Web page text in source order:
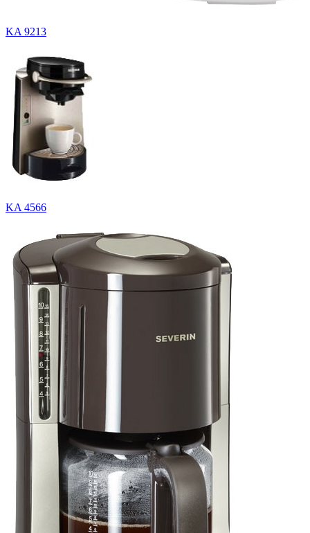
KA 9213
KA 4566